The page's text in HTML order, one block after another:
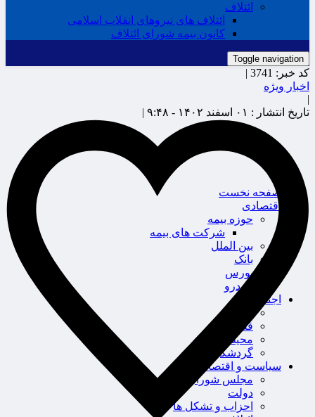
ائتلاف
ائتلاف های نیروهای انقلاب اسلامی
کانون بیمه شورای ائتلاف
Toggle navigation
صفحه نخست
اقتصادی
حوزه بیمه
شرکت های بیمه
بین الملل
بانک
بورس
خودرو
اجتماعی
سلامت
قضایی
محیط زیست
گردشگری
سیاست و اقتصاد
مجلس شورای اسلامی
دولت
احزاب و تشکل ها
کد خبر: 3741 |
اخبار ویژه
|
تاریخ انتشار : ۰۱ اسفند ۱۴۰۲ - ۹:۴۸ |